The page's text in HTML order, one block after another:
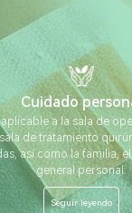
Cuidado
a la sala de
de tratamiento
así como la familia,
general personal.
Seguir leyendo